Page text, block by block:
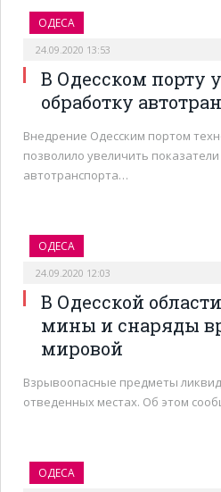
ОДЕСА
24.09.2020 13:53
В Одесском порту
обработку
Внедрение Одесским портом
позволило увеличить
автотранспорта…
ОДЕСА
24.09.2020 12:03
В Одесской
мины и снаряды
мировой
Взрывоопасные предметы
отведенных местах. Об этом
ОДЕСА